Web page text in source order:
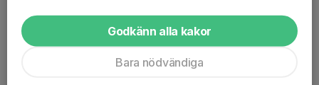
Godkänn alla kakor
Bara nödvändiga